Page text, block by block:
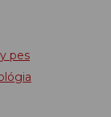
pes